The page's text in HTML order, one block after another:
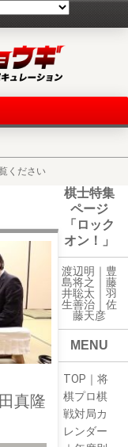
ください
真隆
棋士特集
ページ
「ロック
オン！」
渡辺明｜ 豊
島将之
藤
井聡太
羽
生善治
佐
藤天彦
MENU
TOP ｜ 将
棋プロ棋
戦対局カ
レンダー